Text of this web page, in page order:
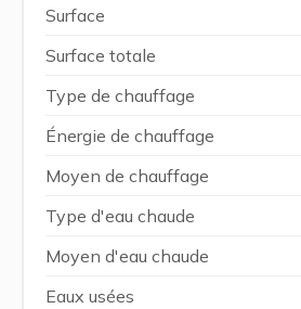
Surface
Surface totale
Type de chauffage
Énergie de chauffage
Moyen de chauffage
Type d'eau chaude
Moyen d'eau chaude
Eaux usées